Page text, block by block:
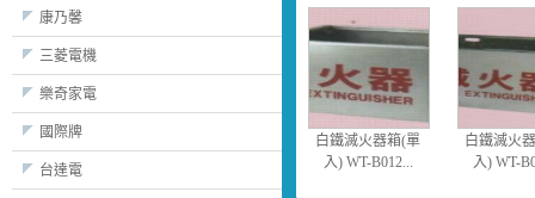
康乃馨
三菱電機
樂奇家電
國際牌
台達電
白鐵滅火器箱(單
入) WT-B012...
白鐵滅火
入) WT-